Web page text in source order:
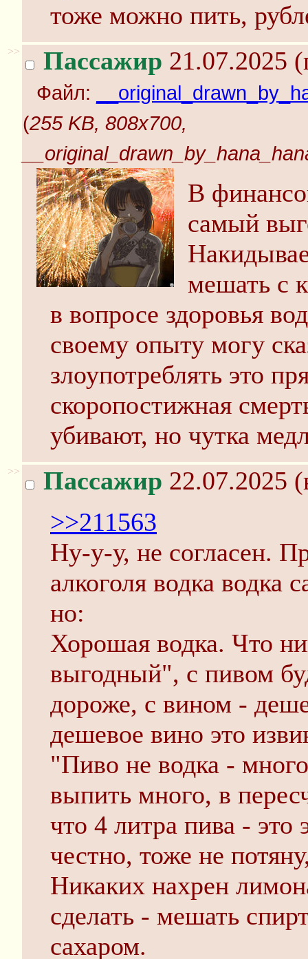
тоже можно пить,
>> Пассажир 21.07.2025
Файл:
(255 KB, 808x700,
В
самый
мешать с
в вопросе здоровья
своему опыту могу
злоупотреблять это
скоропостижная
убивают, но чутка
>> Пассажир 22.07.2025
>>211563
Ну-у-у, не согласен.
алкоголя водка
но:
Хорошая водка. Что
выгодный", с пивом
дороже, с вином -
дешевое вино это
"Пиво не водка -
выпить много, в
что 4 литра пива - это
честно, тоже не
Никаких нахрен
сделать - мешать
сахаром.